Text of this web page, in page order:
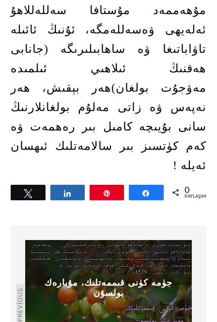
مۇھەممەد مۇستافا سەللەللاھۇ
ئەلەيھى ۋەسەللەمگە، ئۇنىڭ ئائىلە
تاۋاباتىغا ۋە ساھابىلىرىگە (جانابى
ھەقنىڭ ئىلاھىي ئىلمىدە
مەۋجۇت بولغان)ھەر بېقىش، ھەر
نەپەس ۋە زاتى مەلۇم بولغانلارنىڭ
سانى بۇيىچە كامىل بىر رەھمەت ۋە
كەم كۈتسىز بىر سالامەتلىك ئىھسان
ئەيلە !
Tweetle Paylaş 0
PAYLAŞIMLAR
PREVIOUS
جۈمە كۈنى قىممەتلىك، مۇبارەك
بولسۇن